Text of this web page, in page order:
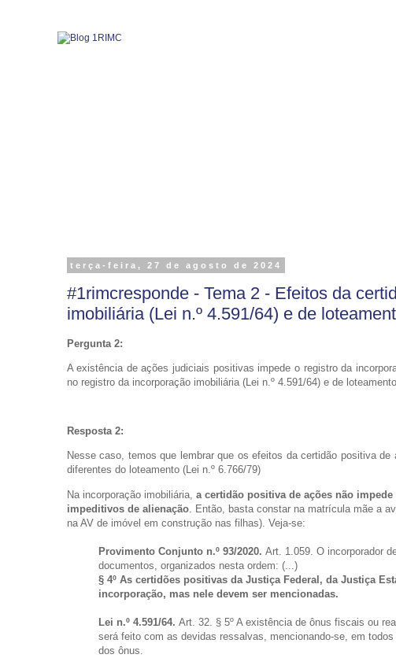
terça-feira, 27 de agosto de 2024
#1rimcresponde - Tema 2 - Efeitos da
imobiliária (Lei n.º 4.591/64) e de
Pergunta 2:
A existência de ações judiciais positivas impede o registro da
no registro da incorporação imobiliária (Lei n.º 4.591/64) e de
Resposta 2:
Nesse caso, temos que lembrar que os efeitos da certidão positiva
diferentes do loteamento (Lei n.º 6.766/79)
Na incorporação imobiliária, a certidão positiva de ações não
impeditivos de alienação. Então, basta constar na matrícula mãe a
na AV de imóvel em construção nas filhas). Veja-se:
Provimento Conjunto n.º 93/2020. Art. 1.059. O incorporador
documentos, organizados nesta ordem: (...)
§ 4º As certidões positivas da Justiça Federal, da Justiça
incorporação, mas nele devem ser mencionadas.
Lei n.º 4.591/64. Art. 32. § 5º A existência de ônus fiscais ou
será feito com as devidas ressalvas, mencionando-se, em
dos ônus.